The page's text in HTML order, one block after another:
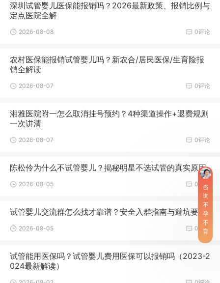
深圳试管婴儿医保能报销吗？2026最新政策、报销比例与
定点医院全解
0评论
2026-08-08
农村医保能报销试管婴儿吗？新农合/居民医保/生育险报
销全解读
0评论
2026-08-07
湘雅医院附一怎么取消挂号预约？4种渠道操作+退费规则
一次讲清
0评论
2026-08-07
陈松伶为什么不试管婴儿？揭秘明星不选试管的真实原因
0评论
2026-08-05
试管婴儿交流群怎么找才靠谱？安全入群指南与避坑要点
0评论
2026-08-05
试管能用医保吗？试管婴儿费用医保可以报销吗（2023-2
024最新解读）
咨
询
不
孕
不
育